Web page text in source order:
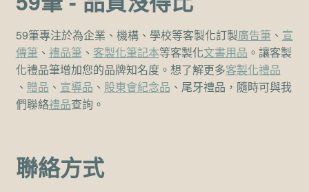
59筆專注於為企業、機構、學校等客製化訂製廣告筆、 宣
傳筆、 禮品筆、 客製化筆記本等客製化文書用品 。讓客製
化禮品筆增加您的品牌知名度。想了解更多客製化禮品
、 贈品 、 宣導品 、 股東會紀念品 、尾牙禮品，隨時可與我
們聯絡禮品查詢。
聯絡方式